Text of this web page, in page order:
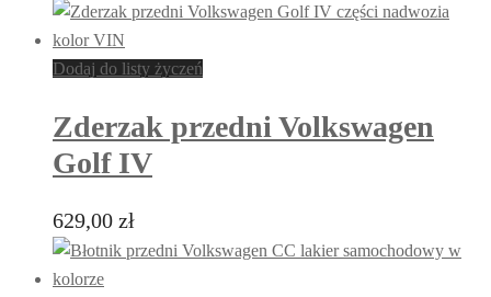
Dodaj do listy życzeń
Zderzak przedni Volkswagen
Golf IV
629,00 zł